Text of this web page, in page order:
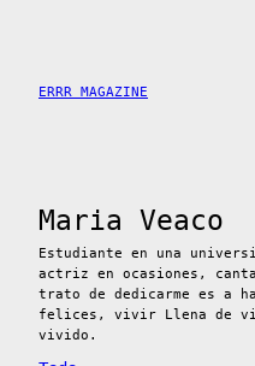
contenido
ERRR MAGAZINE
Maria Veaco
Estudiante en una
actriz en ocasiones,
trato de dedicarme es a
felices, vivir Llena de
vivido.